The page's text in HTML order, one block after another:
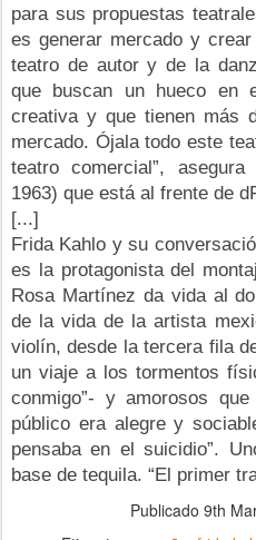
para sus propuestas
es generar mercado y
teatro de autor y de la
que buscan un hueco en
creativa y que tienen más
mercado. Ójala todo este
teatro comercial”,
1963) que está al frente de
[...]
Frida Kahlo y su
es la protagonista del
Rosa Martínez da vida al
de la vida de la artista
violín, desde la tercera fila
un viaje a los tormentos
conmigo”- y amorosos
público era alegre y
pensaba en el suicidio”.
base de tequila. “El primer
Publicado 9th